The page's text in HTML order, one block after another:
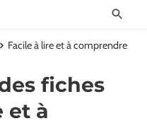
Facile à lire et à comprendre
fiches
et à